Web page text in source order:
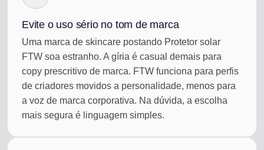
Evite o uso sério no tom de marca
Uma marca de skincare postando Protetor solar
FTW soa estranho. A gíria é casual demais para
copy prescritivo de marca. FTW funciona para perfis
de criadores movidos a personalidade, menos para
a voz de marca corporativa. Na dúvida, a escolha
mais segura é linguagem simples.